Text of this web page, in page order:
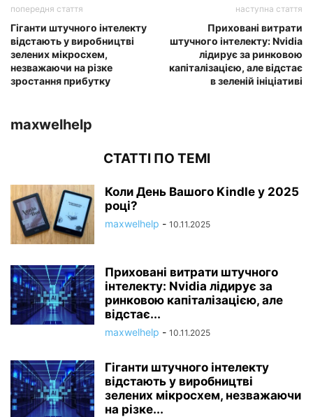
попередня стаття
Гіганти штучного інтелекту
відстають у виробництві
зелених мікросхем,
незважаючи на різке
зростання прибутку
наступна стаття
Приховані витрати
штучного інтелекту: Nvidia
лідирує за ринковою
капіталізацією, але відстає
в зеленій ініціативі
maxwelhelp
СТАТТІ ПО ТЕМІ
Коли День Вашого Kindle у 2025
році?
maxwelhelp - 10.11.2025
Приховані витрати штучного
інтелекту: Nvidia лідирує за
ринковою капіталізацією, але
відстає...
maxwelhelp - 10.11.2025
Гіганти штучного інтелекту
відстають у виробництві
зелених мікросхем, незважаючи
на різке...